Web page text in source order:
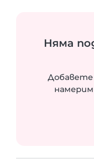
Няма
Добавете